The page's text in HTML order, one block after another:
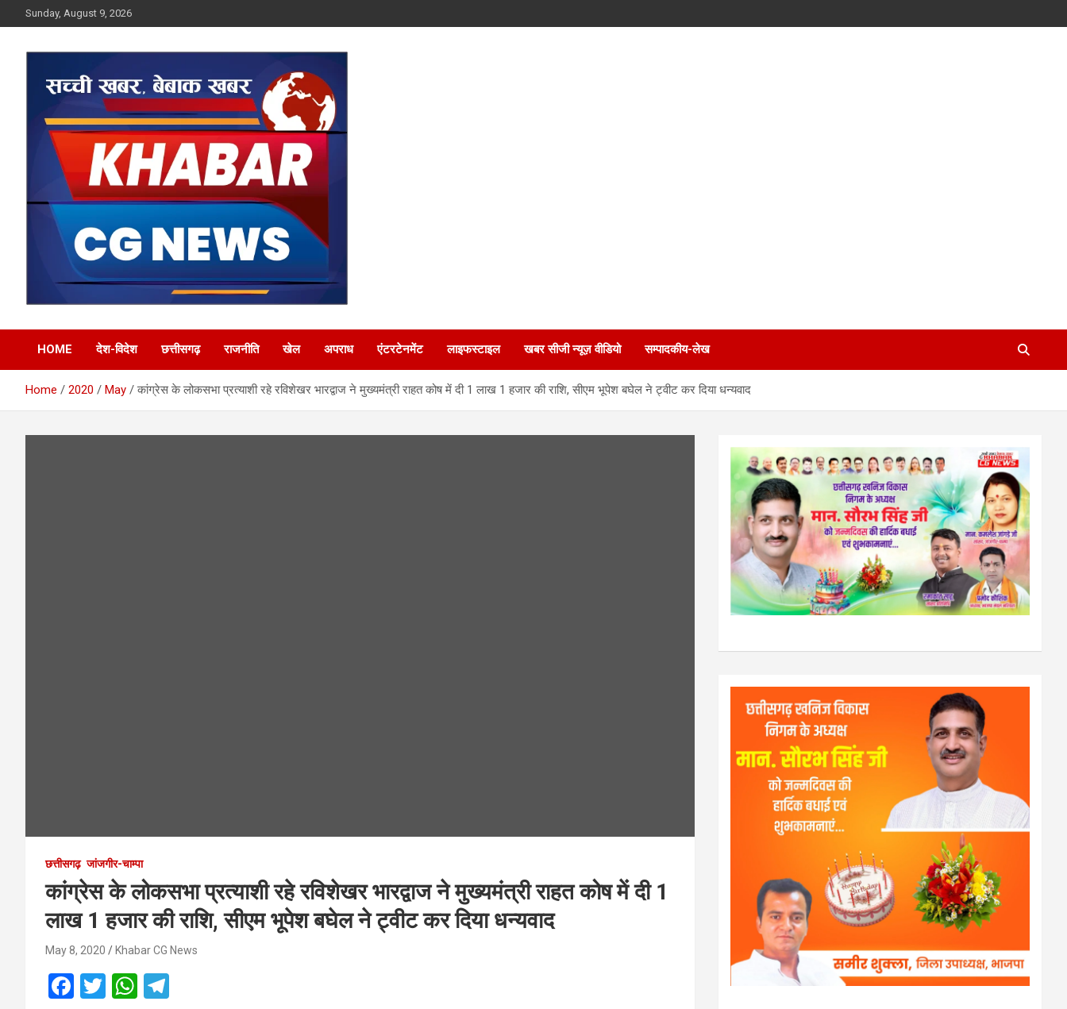
to
Sunday, August 9, 2026
Khabar CG News
HOME देश-विदेश छत्तीसगढ़ राजनीति खेल अपराध एंटरटेनमेंट लाइफस्टाइल खबर सीजी न्यूज़ वीडियो सम्पादकीय-लेख
Home 2020 May कांग्रेस के लोकसभा प्रत्याशी रहे रविशेखर भारद्वाज ने मुख्यमंत्री राहत कोष में दी 1 लाख 1 हजार की राशि, सीएम भूपेश बघेल ने ट्वीट कर दिया धन्यवाद
छत्तीसगढ़ जांजगीर-चाम्पा
कांग्रेस के लोकसभा प्रत्याशी रहे रविशेखर भारद्वाज ने मुख्यमंत्री राहत कोष में दी 1
लाख 1 हजार की राशि, सीएम भूपेश बघेल ने ट्वीट कर दिया धन्यवाद
May 8, 2020 Khabar CG News
F
T
W